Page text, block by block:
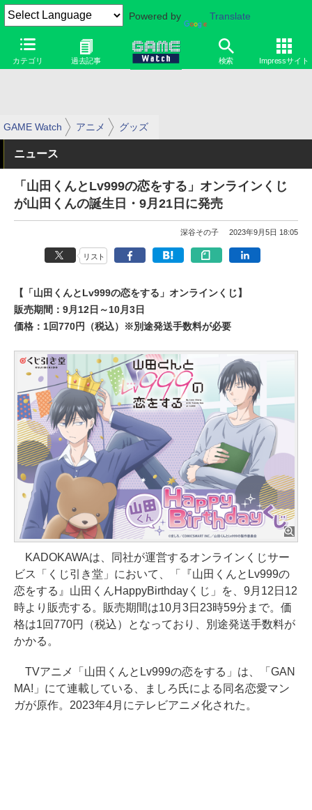
Powered by Translate
カテゴリ 過去記事 検索 Impressサイト
GAME Watch アニメ グッズ
ニュース
「山田くんとLv999の恋をする」オンラインくじ
が山田くんの誕生日・9月21日に発売
深谷その子 2023年9月5日 18:05
リスト
【「山田くんとLv999の恋をする」オンラインくじ】
販売期間：9月12日～10月3日
価格：1回770円（税込）※別途発送手数料が必要
KADOKAWAは、同社が運営するオンラインくじサー
ビス「くじ引き堂」において、「『山田くんとLv999の
恋をする』山田くんHappyBirthdayくじ」を、9月12日12
時より販売する。販売期間は10月3日23時59分まで。価
格は1回770円（税込）となっており、別途発送手数料が
かかる。
TVアニメ「山田くんとLv999の恋をする」は、「GAN
MA!」にて連載している、ましろ氏による同名恋愛マン
ガが原作。2023年4月にテレビアニメ化された。